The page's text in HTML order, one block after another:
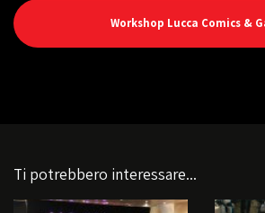
Workshop Lucca Comics &
Ti potrebbero interessare...